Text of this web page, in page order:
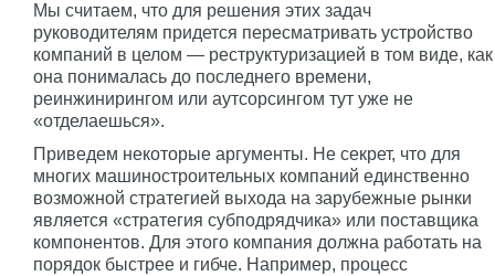
Мы считаем, что для решения этих задач
руководителям придется пересматривать устройство
компаний в целом — реструктуризацией в том виде, как
она понималась до последнего времени,
реинжинирингом или аутсорсингом тут уже не
«отделаешься».
Приведем некоторые аргументы. Не секрет, что для
многих машиностроительных компаний единственно
возможной стратегией выхода на зарубежные рынки
является «стратегия субподрядчика» или поставщика
компонентов. Для этого компания должна работать на
порядок быстрее и гибче. Например, процесс